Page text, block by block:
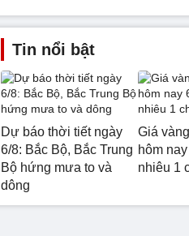
Tin nổi bật
Dự báo thời tiết ngày
6/8: Bắc Bộ, Bắc Trung
Bộ hứng mưa to và
dông
Giá
hôm
nhiêu 1